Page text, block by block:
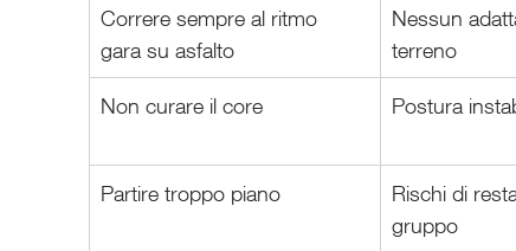
Correre sempre al ritmo
gara su asfalto
Nessun
terreno
Non curare il core Postura
Partire troppo piano
Rischi di
gruppo